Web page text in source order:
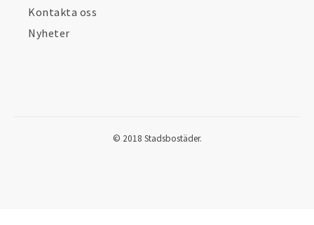
Kontakta oss
Nyheter
© 2018 Stadsbostäder.